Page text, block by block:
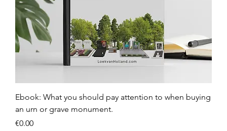
Ebook: What you should pay attention to when buying
an urn or grave monument.
Price
€0.00